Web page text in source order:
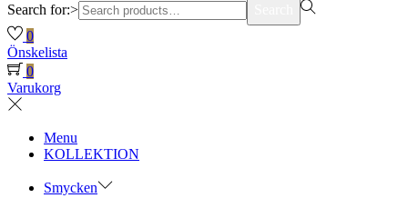
Search for:>
0
Önskelista
0
Varukorg
Menu
KOLLEKTION
Smycken